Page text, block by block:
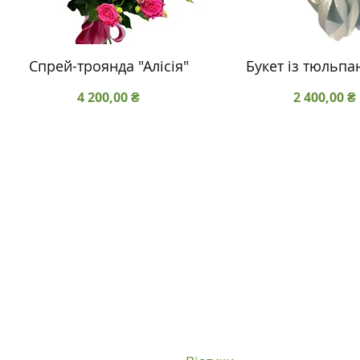
Спрей-троянда "Алісія"
Ціна
4 200,00 ₴
Букет із
Ціна
2 400,00 ₴